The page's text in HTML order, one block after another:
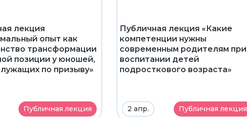
лекция
опыт как
трансформации
позиции у юношей,
по призыву»
Публичная лекция
Публичная лекция «Какие
компетенции нужны
современным родителям при
воспитании детей
подросткового возраста»
2 апр. Публичная лекция